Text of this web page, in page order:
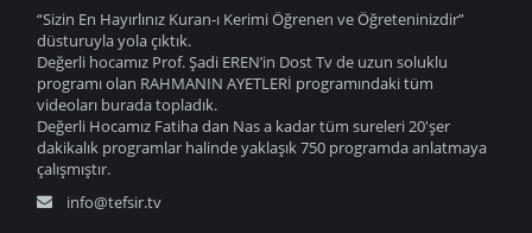
“Sizin En Hayırlınız Kuran-ı Kerimi Öğrenen ve Öğreteninizdir”
düsturuyla yola çıktık.
Değerli hocamız Prof. Şadi EREN’in Dost Tv de uzun soluklu
programı olan RAHMANIN AYETLERİ programındaki tüm
videoları burada topladık.
Değerli Hocamız Fatiha dan Nas a kadar tüm sureleri 20'şer
dakikalık programlar halinde yaklaşık 750 programda anlatmaya
çalışmıştır.
info@tefsir.tv